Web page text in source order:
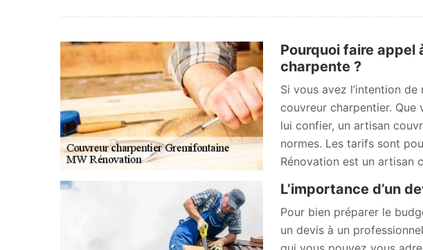
Pourquoi faire
charpente ?
Si vous avez l’intention
couvreur charpentier.
lui confier, un artisan
normes. Les tarifs sont
Rénovation est un artisan
L’importance d’un
Pour bien préparer le
un devis à un